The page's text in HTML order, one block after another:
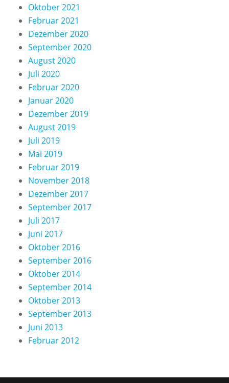
Oktober 2021
Februar 2021
Dezember 2020
September 2020
August 2020
Juli 2020
Februar 2020
Januar 2020
Dezember 2019
August 2019
Juli 2019
Mai 2019
Februar 2019
November 2018
Dezember 2017
September 2017
Juli 2017
Juni 2017
Oktober 2016
September 2016
Oktober 2014
September 2014
Oktober 2013
September 2013
Juni 2013
Februar 2012